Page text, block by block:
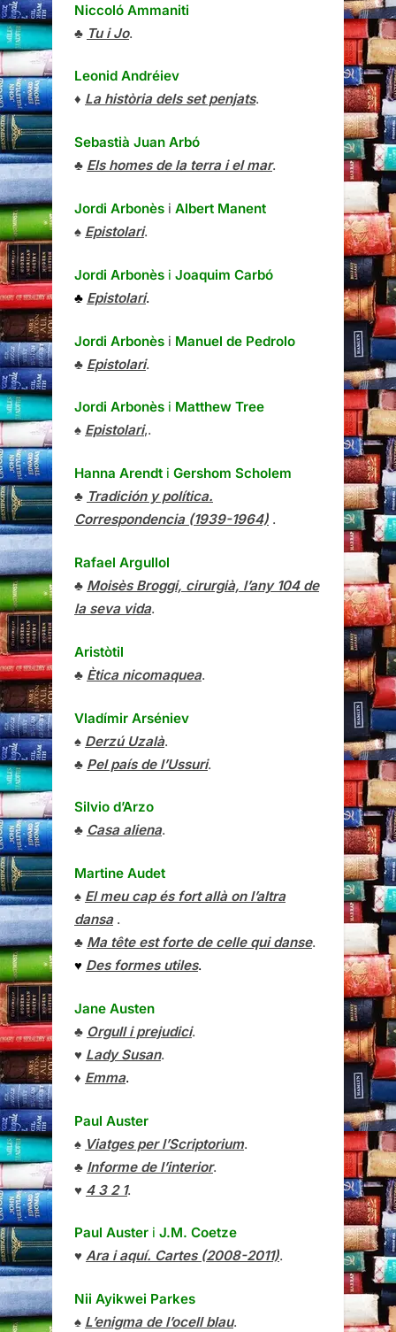
Niccoló Ammaniti
♣ Tu i Jo.
Leonid Andréiev
♦ La història dels set penjats.
Sebastià Juan Arbó
♣ Els homes de la terra i el mar.
Jordi Arbonès i Albert Manent
♠ Epistolari.
Jordi Arbonès i Joaquim Carbó
♣ Epistolari.
Jordi Arbonès i Manuel de Pedrolo
♣ Epistolari.
Jordi Arbonès i Matthew Tree
♠ Epistolari,.
Hanna Arendt i Gershom Scholem
♣ Tradición y política.
Correspondencia (1939-1964) .
Rafael Argullol
♣ Moisès Broggi, cirurgià, l’any 104 de
la seva vida.
Aristòtil
♣ Ètica nicomaquea.
Vladímir Arséniev
♠ Derzú Uzalà.
♣ Pel país de l’Ussuri.
Silvio d’Arzo
♣ Casa aliena.
Martine Audet
♠ El meu cap és fort allà on l’altra
dansa.
♣ Ma tête est forte de celle qui danse.
♥ Des formes utiles.
Jane Austen
♣ Orgull i prejudici.
♥ Lady Susan.
♦ Emma.
Paul Auster
♠ Viatges per l’Scriptorium.
♣ Informe de l’interior.
♥ 4 3 2 1.
Paul Auster i J.M. Coetze
♥ Ara i aquí. Cartes (2008-2011).
Nii Ayikwei Parkes
♠ L’enigma de l’ocell blau.